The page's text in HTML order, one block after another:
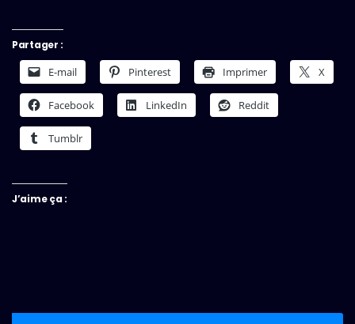
Partager :
E-mail Pinterest Imprimer X
Facebook LinkedIn Reddit
Tumblr
J’aime ça :